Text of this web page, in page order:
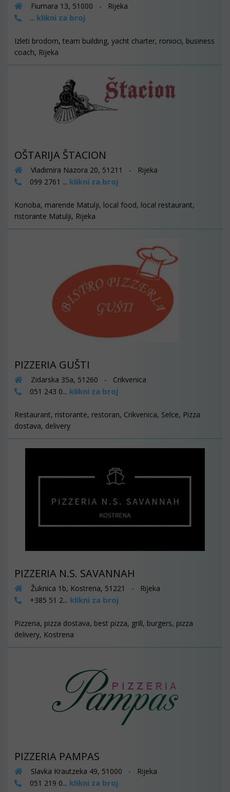
Fiumara 13, 51000 - Rijeka
... klikni za broj
Izleti brodom, team building, yacht charter, ronioci, business
coach, Rijeka
OŠTARIJA ŠTACION
Vladimira Nazora 20, 51211 - Rijeka
099 2761 ... klikni za broj
Konoba, marende Matulji, local food, local restaurant,
ristorante Matulji, Rijeka
PIZZERIA GUŠTI
Zidarska 35a, 51260 - Crikvenica
051 243 0... klikni za broj
Restaurant, ristorante, restoran, Crikvenica, Selce, Pizza
dostava, delivery
PIZZERIA N.S. SAVANNAH
Žuknica 1b, Kostrena, 51221 - Rijeka
+385 51 2... klikni za broj
Pizzeria, pizza dostava, best pizza, grill, burgers, pizza
delivery, Kostrena
PIZZERIA PAMPAS
Slavka Krautzeka 49, 51000 - Rijeka
051 219 0... klikni za broj